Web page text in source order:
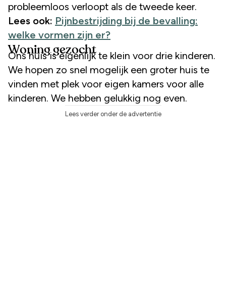
probleemloos verloopt als de tweede keer.
Lees ook: Pijnbestrijding bij de bevalling:
welke vormen zijn er?
Woning gezocht
Ons huis is eigenlijk te klein voor drie kinderen.
We hopen zo snel mogelijk een groter huis te
vinden met plek voor eigen kamers voor alle
kinderen. We hebben gelukkig nog even.
Lees verder onder de advertentie